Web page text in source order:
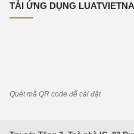
TẢI ỨNG DỤNG
Quét mã QR code để cài đặt